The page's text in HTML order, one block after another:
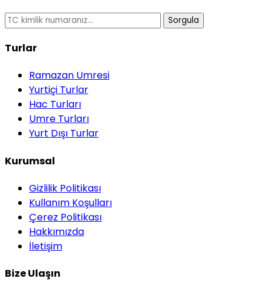
Sorgula
Turlar
Ramazan Umresi
Yurtiçi Turlar
Hac Turları
Umre Turları
Yurt Dışı Turlar
Kurumsal
Gizlilik Politikası
Kullanım Koşulları
Çerez Politikası
Hakkımızda
İletişim
Bize Ulaşın